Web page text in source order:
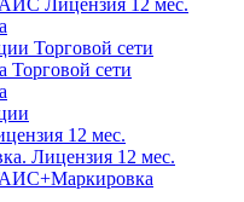
Лицензия 12 мес.
Торговой сети
Торговой сети
12 мес.
Лицензия 12 мес.